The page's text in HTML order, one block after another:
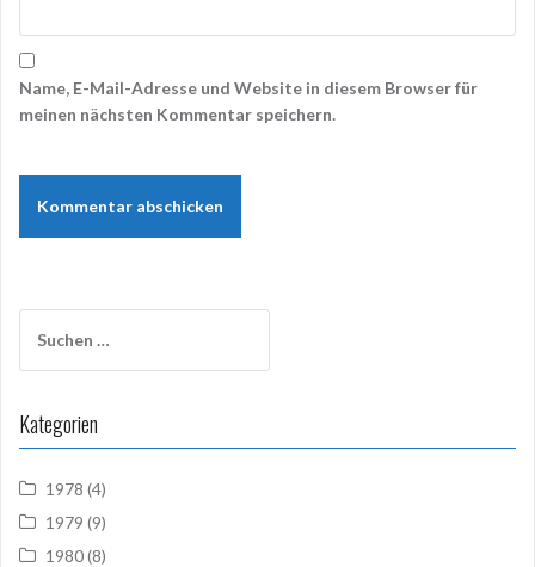
Name, E-Mail-Adresse und Website in diesem Browser für
meinen nächsten Kommentar speichern.
nach:
Kategorien
1978 (4)
1979 (9)
1980(8)